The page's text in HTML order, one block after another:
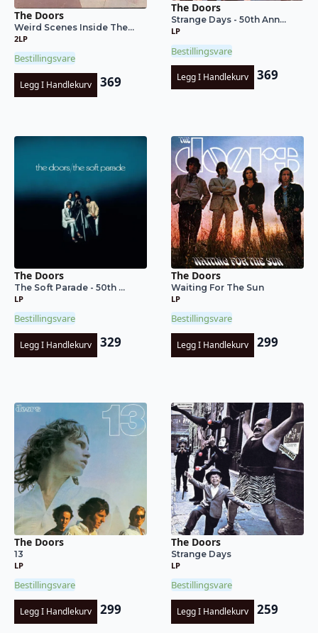
The Doors
Weird Scenes Inside The...
2LP
Bestillingsvare
Legg I Handlekurv 369
The Doors
Strange Days - 50th Ann...
LP
Bestillingsvare
Legg I Handlekurv 369
The Doors
The Soft Parade - 50th ...
LP
Bestillingsvare
Legg I Handlekurv 329
The Doors
Waiting For The Sun
LP
Bestillingsvare
Legg I Handlekurv 299
The Doors
13
LP
Bestillingsvare
Legg I Handlekurv 299
The Doors
Strange Days
LP
Bestillingsvare
Legg I Handlekurv 259